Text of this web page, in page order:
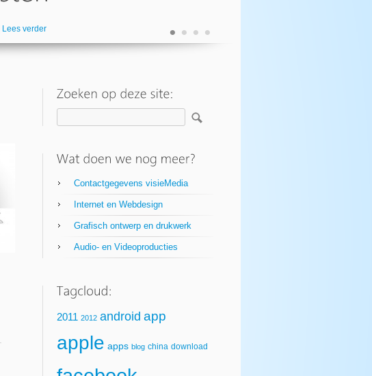
Lees verder • • • •
Contactgegevens visieMedia
Internet en Webdesign
Grafisch ontwerp en drukwerk
Audio- en Videoproducties
2011 2012 android app
apple apps blog china download